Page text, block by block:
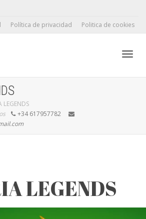
Política de privacidad Politica de cookies
LEGENDS
+34 617957782
LEGENDS